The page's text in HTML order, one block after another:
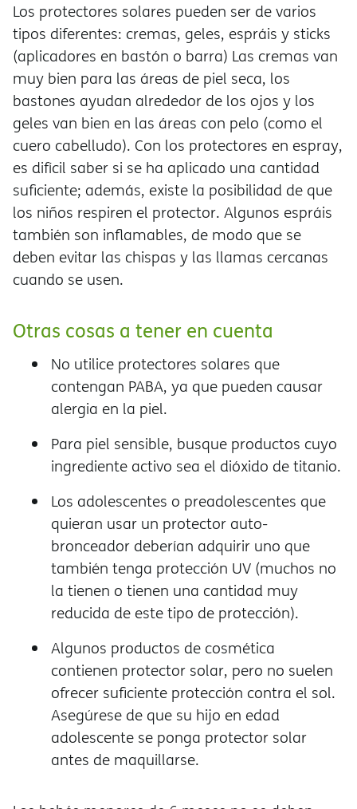
Los protectores solares pueden ser de varios
tipos diferentes: cremas, geles, espráis y sticks
(aplicadores en bastón o barra) Las cremas van
muy bien para las áreas de piel seca, los
bastones ayudan alrededor de los ojos y los
geles van bien en las áreas con pelo (como el
cuero cabelludo). Con los protectores en espray,
es difícil saber si se ha aplicado una cantidad
suficiente; además, existe la posibilidad de que
los niños respiren el protector. Algunos espráis
también son inflamables, de modo que se
deben evitar las chispas y las llamas cercanas
cuando se usen.
Otras cosas a tener en cuenta
No utilice protectores solares que
contengan PABA, ya que pueden causar
alergia en la piel.
Para piel sensible, busque productos cuyo
ingrediente activo sea el dióxido de titanio.
Los adolescentes o preadolescentes que
quieran usar un protector auto-
bronceador deberían adquirir uno que
también tenga protección UV (muchos no
la tienen o tienen una cantidad muy
reducida de este tipo de protección).
Algunos productos de cosmética
contienen protector solar, pero no suelen
ofrecer suficiente protección contra el sol.
Asegúrese de que su hijo en edad
adolescente se ponga protector solar
antes de maquillarse.